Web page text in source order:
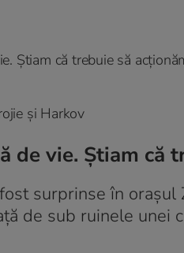
Știam că trebuie să
și Harkov
de vie. Știam că
surprinse în
de sub ruinele unei